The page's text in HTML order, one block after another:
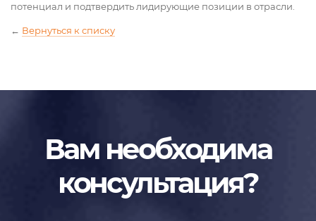
потенциал и подтвердить лидирующие позиции в отрасли.
← Вернуться к списку
Вам необходима
консультация?